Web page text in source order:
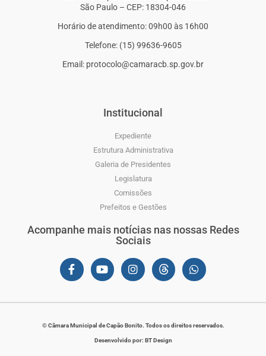
São Paulo – CEP: 18304-046
Horário de atendimento: 09h00 às 16h00
Telefone: (15) 99636-9605
Email: protocolo@camaracb.sp.gov.br
Institucional
Expediente
Estrutura Administrativa
Galeria de Presidentes
Legislatura
Comissões
Prefeitos e Gestões
Acompanhe mais notícias nas nossas Redes
Sociais
© Câmara Municipal de Capão Bonito. Todos os direitos reservados.
Desenvolvido por: BT Design